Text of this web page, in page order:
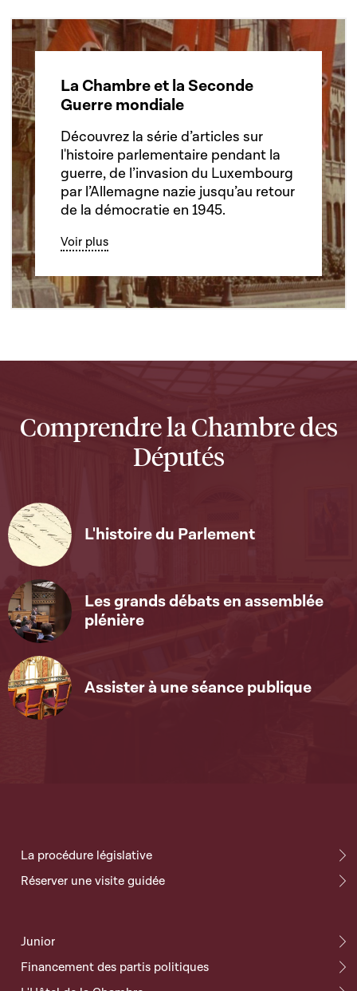
La Chambre et la Seconde
Guerre mondiale
Découvrez la série d’articles sur
l'histoire parlementaire pendant la
guerre, de l’invasion du Luxembourg
par l’Allemagne nazie jusqu’au retour
de la démocratie en 1945.
Voir plus
Comprendre la Chambre des
Députés
L'histoire du Parlement
Les grands débats en assemblée
plénière
Assister à une séance publique
La procédure législative
Réserver une visite guidée
Junior
Financement des partis politiques